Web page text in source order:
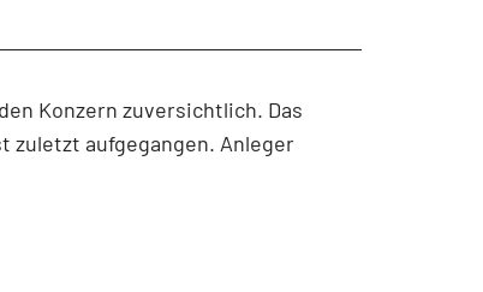
Konzern zuversichtlich. Das
zuletzt aufgegangen. Anleger